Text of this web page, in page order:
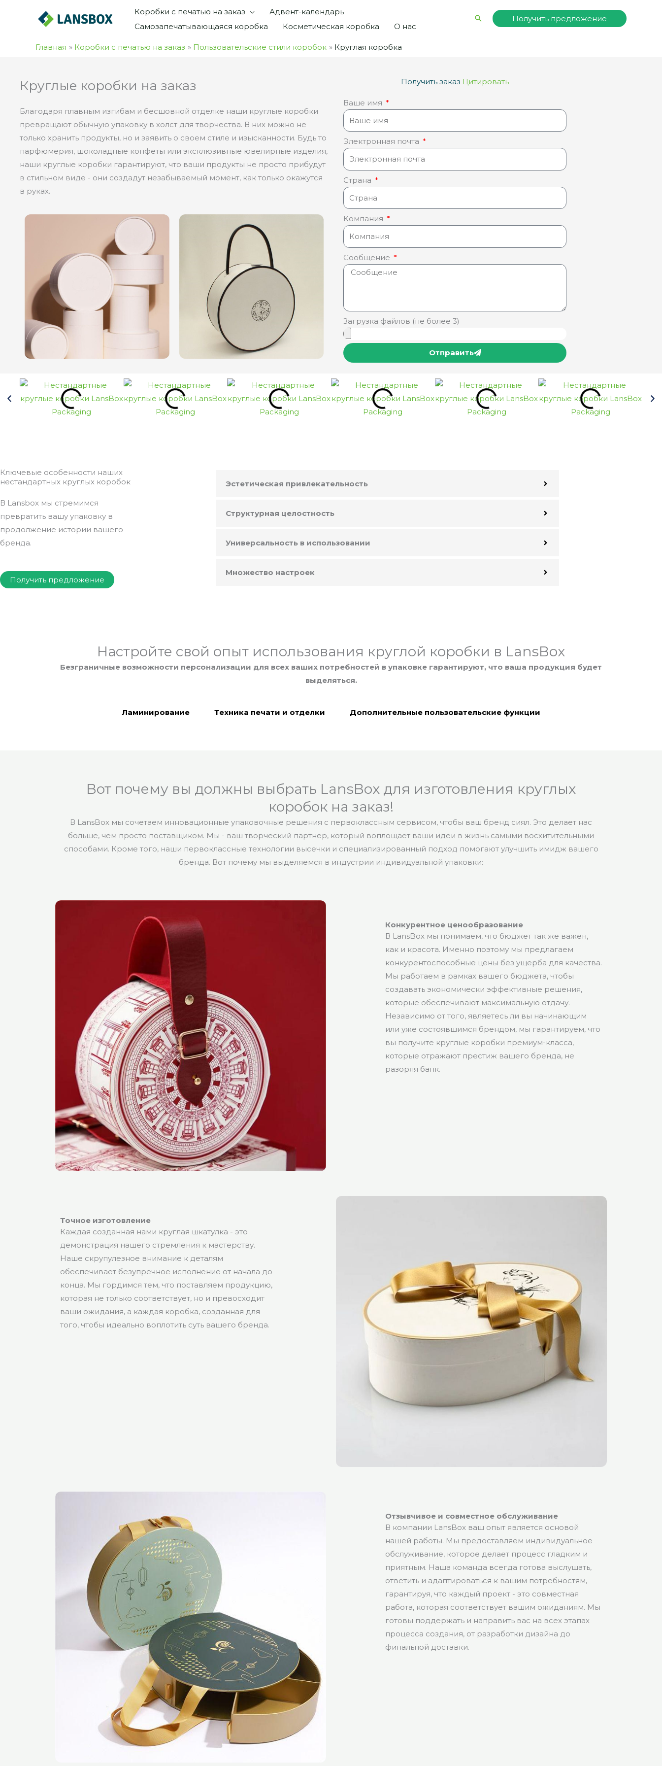
Коробки с печатью на заказ
Адвент-календарь
Самозапечатывающаяся коробка
Косметическая коробка О нас
Поиск Получить предложение
Главная Коробки с печатью на заказ Пользовательские стили коробок Круглая коробка
Круглые коробки на заказ
Благодаря плавным изгибам и бесшовной отделке наши круглые коробки
превращают обычную упаковку в холст для творчества. В них можно не
только хранить продукты, но и заявить о своем стиле и изысканности. Будь то
парфюмерия, шоколадные конфеты или эксклюзивные ювелирные изделия,
наши круглые коробки гарантируют, что ваши продукты не просто прибудут
в стильном виде - они создадут незабываемый момент, как только окажутся
в руках.
Получить заказ Цитировать
Ваше имя
Электронная почта
Страна
Компания
Сообщение
Загрузка файлов (не более 3)
Отправить
Ключевые особенности наших
нестандартных круглых коробок
В Lansbox мы стремимся
превратить вашу упаковку в
продолжение истории вашего
бренда.
Получить предложение
Эстетическая привлекательность
Структурная целостность
Универсальность в использовании
Множество настроек
Настройте свой опыт использования круглой коробки в LansBox
Безграничные возможности персонализации для всех ваших потребностей в упаковке гарантируют, что ваша продукция будет
выделяться.
Ламинирование Техника печати и отделки Дополнительные пользовательские функции
Вот почему вы должны выбрать LansBox для изготовления круглых
коробок на заказ!
В LansBox мы сочетаем инновационные упаковочные решения с первоклассным сервисом, чтобы ваш бренд сиял. Это делает нас
больше, чем просто поставщиком. Мы - ваш творческий партнер, который воплощает ваши идеи в жизнь самыми восхитительными
способами. Кроме того, наши первоклассные технологии высечки и специализированный подход помогают улучшить имидж вашего
бренда. Вот почему мы выделяемся в индустрии индивидуальной упаковки:
Конкурентное ценообразование
В LansBox мы понимаем, что бюджет так же важен,
как и красота. Именно поэтому мы предлагаем
конкурентоспособные цены без ущерба для качества.
Мы работаем в рамках вашего бюджета, чтобы
создавать экономически эффективные решения,
которые обеспечивают максимальную отдачу.
Независимо от того, являетесь ли вы начинающим
или уже состоявшимся брендом, мы гарантируем, что
вы получите круглые коробки премиум-класса,
которые отражают престиж вашего бренда, не
разоряя банк.
Точное изготовление
Каждая созданная нами круглая шкатулка - это
демонстрация нашего стремления к мастерству.
Наше скрупулезное внимание к деталям
обеспечивает безупречное исполнение от начала до
конца. Мы гордимся тем, что поставляем продукцию,
которая не только соответствует, но и превосходит
ваши ожидания, а каждая коробка, созданная для
того, чтобы идеально воплотить суть вашего бренда.
Отзывчивое и совместное обслуживание
В компании LansBox ваш опыт является основой
нашей работы. Мы предоставляем индивидуальное
обслуживание, которое делает процесс гладким и
приятным. Наша команда всегда готова выслушать,
ответить и адаптироваться к вашим потребностям,
гарантируя, что каждый проект - это совместная
работа, которая соответствует вашим ожиданиям. Мы
готовы поддержать и направить вас на всех этапах
процесса создания, от разработки дизайна до
финальной доставки.